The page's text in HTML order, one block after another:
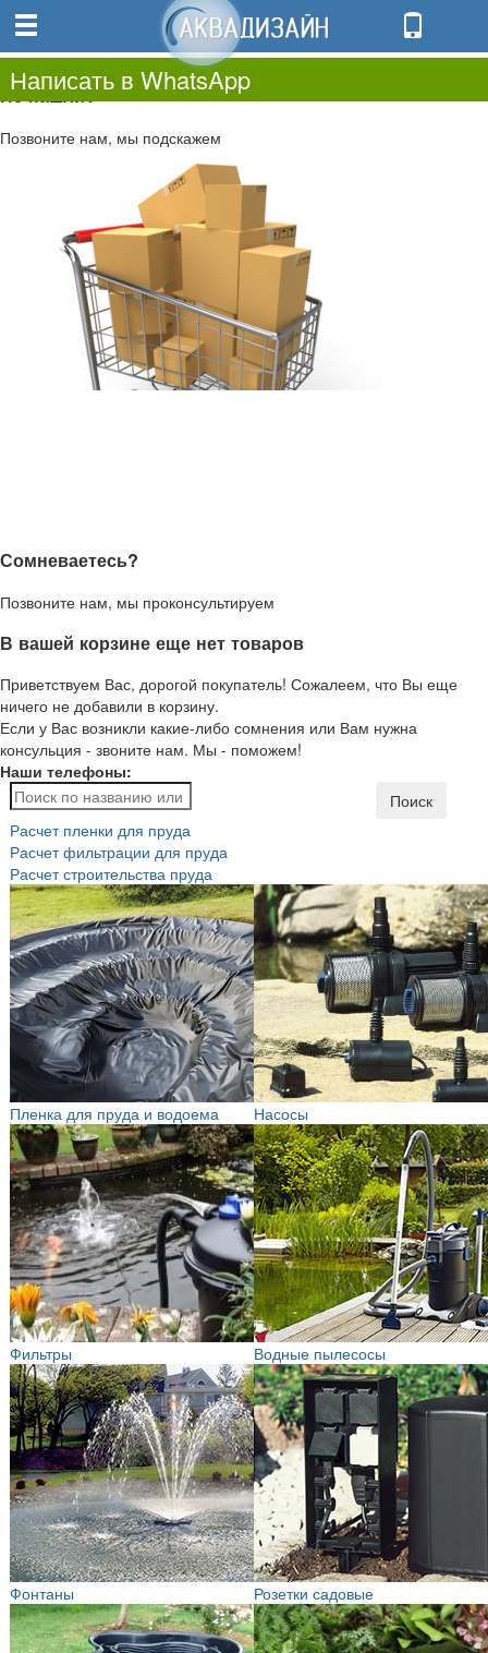
0.00
0
Не нашли?
Позвоните нам, мы подскажем
Сомневаетесь?
Позвоните нам, мы проконсультируем
В вашей корзине еще нет товаров
Приветствуем Вас, дорогой покупатель! Сожалеем, что Вы еще
ничего не добавили в корзину.
Если у Вас возникли какие-либо сомнения или Вам нужна
консульция - звоните нам. Мы - поможем!
Наши телефоны:
Написать в WhatsApp
Поиск
Расчет пленки для пруда
Расчет фильтрации для пруда
Расчет строительства пруда
Пленка для пруда и водоема Насосы
Фильтры Водные пылесосы
Фонтаны Розетки садовые